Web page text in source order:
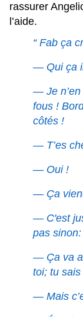
rassurer
l’aide.
“Fab ça
— Qui ça
— Je n’en
fous !
côtés !
— T’es
— Oui !
— Ça
— C'est
pas sinon:
— Ça va
toi; tu sais
— Mais